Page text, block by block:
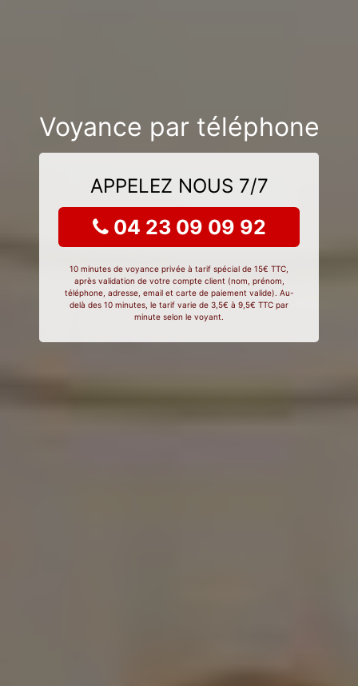
Voyance par téléphone
APPELEZ NOUS 7/7
04 23 09 09 92
10 minutes de voyance privée à tarif spécial de 15€ TTC,
après validation de votre compte client (nom, prénom,
téléphone, adresse, email et carte de paiement valide). Au-
delà des 10 minutes, le tarif varie de 3,5€ à 9,5€ TTC par
minute selon le voyant.